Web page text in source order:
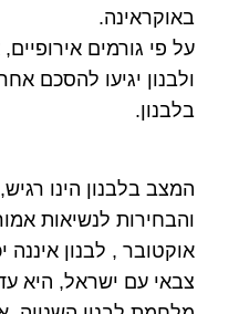
באוקראינה.
על פי גורמים
ולבנון יגיעו להסכם
בלבנון.
המצב בלבנון הינו
והבחירות לנשיאות
אוקטובר , לבנון
צבאי עם ישראל, היא